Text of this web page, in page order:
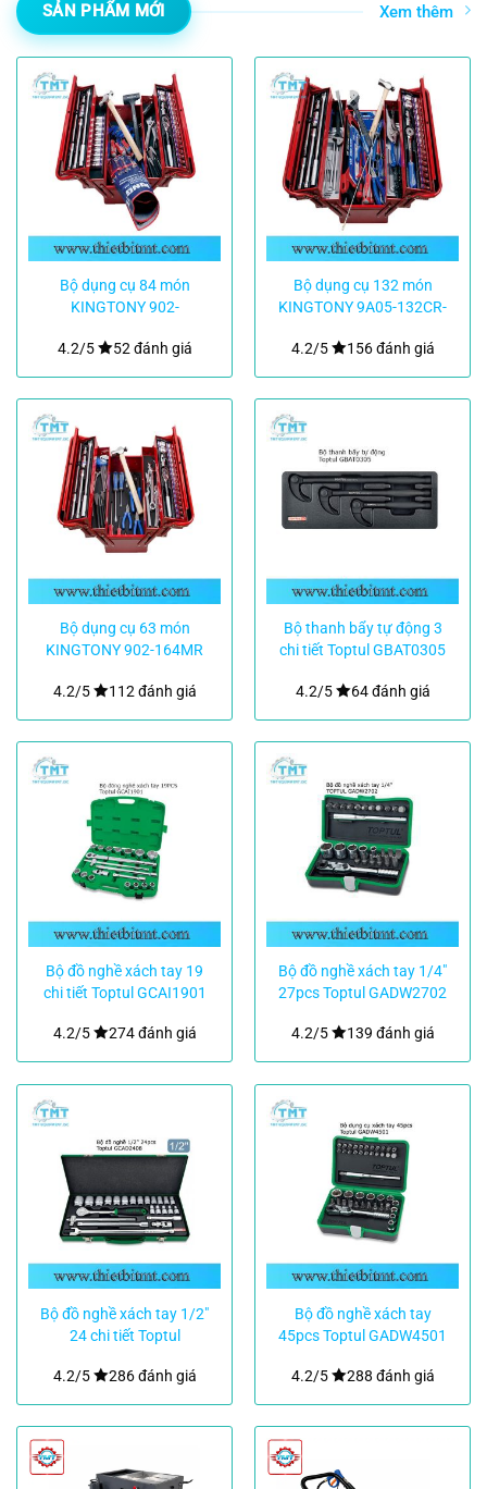
SẢN PHẨM MỚI Xem thêm
Bộ dụng cụ 84 món
KINGTONY 902-
4.2/5
52 đánh giá
Bộ dụng cụ 132 món
KINGTONY 9A05-132CR-
4.2/5
156 đánh giá
Bộ dụng cụ 63 món
KINGTONY 902-164MR
4.2/5 112 đánh giá
Bộ thanh bẩy tự động 3
chi tiết Toptul GBAT0305
4.2/5 64 đánh giá
Bộ đồ nghề xách tay 19
chi tiết Toptul GCAI1901
4.2/5 274 đánh giá
Bộ đồ nghề xách tay 1/4″
27pcs Toptul GADW2702
4.2/5 139 đánh giá
Bộ đồ nghề xách tay 1/2″
24 chi tiết Toptul
4.2/5
286 đánh giá
Bộ đồ nghề xách tay
45pcs Toptul GADW4501
4.2/5 288 đánh giá